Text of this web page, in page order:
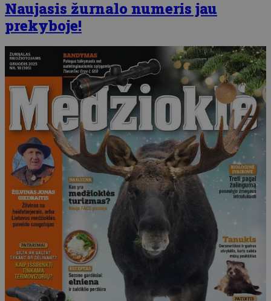
Naujasis žurnalo numeris jau
prekyboje!